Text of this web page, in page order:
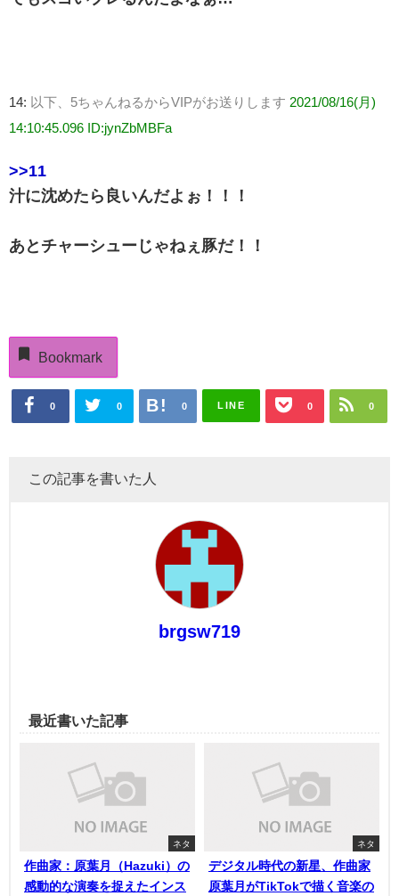
14: 以下、5ちゃんねるからVIPがお送りします 2021/08/16(月)
14:10:45.096 ID:jynZbMBFa
>>11
汁に沈めたら良いんだよぉ！！！
あとチャーシューじゃねぇ豚だ！！
Bookmark
0 0 0 LINE 0 0
この記事を書いた人
brgsw719
最近書いた記事
ネタ
作曲家：原葉月（Hazuki）の
感動的な演奏を捉えたインス
ネタ
デジタル時代の新星、作曲家
原葉月がTikTokで描く音楽の